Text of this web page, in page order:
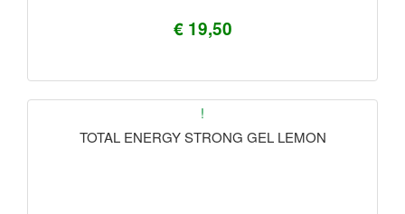
€ 19,50
!
TOTAL ENERGY STRONG GEL LEMON